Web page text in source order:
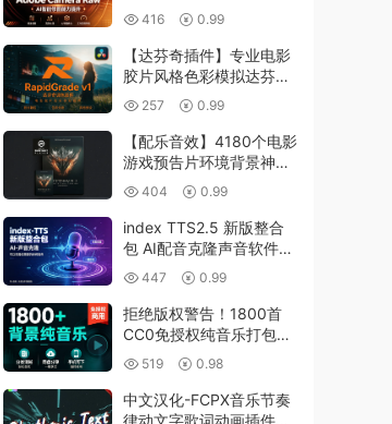
Win/Mac｜景观选择｜干
扰人物移除，赠送 DNG
照片转换工具
416 0.99
【达芬奇插件】专业电影
胶片风格色彩模拟达芬奇
调色插件 RapidGrade
v1.7.0 Win汉化版
257 0.99
【配乐音效】4180个电影
游戏预告片环境背景神秘
紧张节奏氛围配乐音效
Keepforest –
WILDHUNT: Savage
Ritual Tension
404 0.99
index TTS2.5 新版整合
包 AI配音克隆声音软件
影视文本转语音 win
447 0.99
拒绝版权警告！1800首
CC0免授权纯音乐打包带
走，短视频自媒体必备神
器！
519 0.98
中文汉化-FCPX音乐节奏
律动文字歌词动画插件